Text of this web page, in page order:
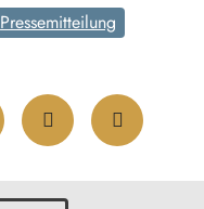
Pressemitteilung